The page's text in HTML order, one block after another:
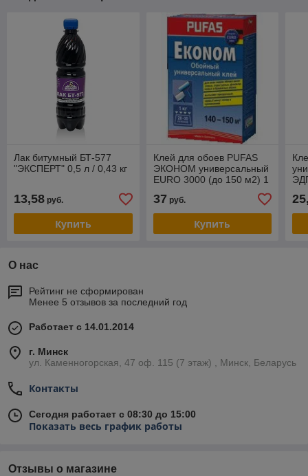
Лак битумный БТ-577
"ЭКСПЕРТ" 0,5 л / 0,43 кг
13,58 руб.
Купить
Клей для обоев PUFAS
ЭКОНОМ универсальный
EURO 3000 (до 150 м2) 1
37 руб.
Купить
О нас
Рейтинг не сформирован
Менее 5 отзывов за последний год
Работает с 14.01.2014
г. Минск
ул. Каменногорская, 47 оф. 115 (7 этаж) , Минск, Беларусь
Контакты
Сегодня работает с 08:30 до 15:00
Показать весь график работы
Отзывы о магазине